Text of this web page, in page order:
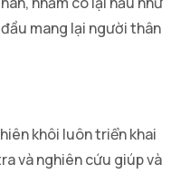
mang lại người thân
khôi luôn triển khai
và nghiên cứu giúp và